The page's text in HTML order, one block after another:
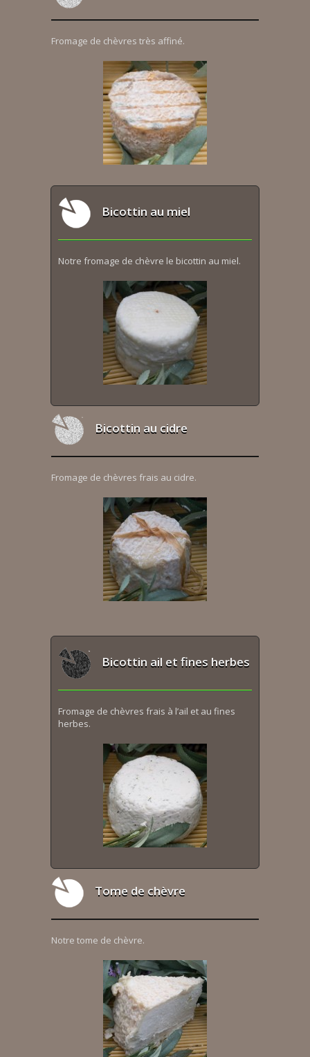
Fromage de chèvres très affiné.
Bicottin au miel
Notre fromage de chèvre le bicottin au miel.
Bicottin au cidre
Fromage de chèvres frais au cidre.
Bicottin ail et fines herbes
Fromage de chèvres frais à l’ail et au fines
herbes.
Tome de chèvre
Notre tome de chèvre.